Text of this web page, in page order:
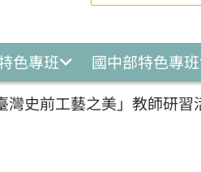
色專班
國中部特色專班
灣史前工藝之美」教師研